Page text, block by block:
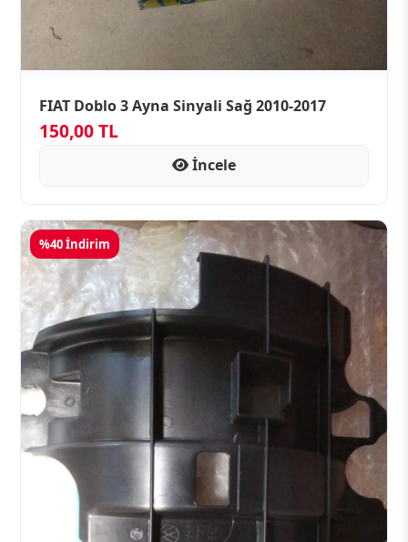
FIAT Doblo 3 Ayna Sinyali Sağ 2010-2017
150,00 TL
İncele
%40 İndirim